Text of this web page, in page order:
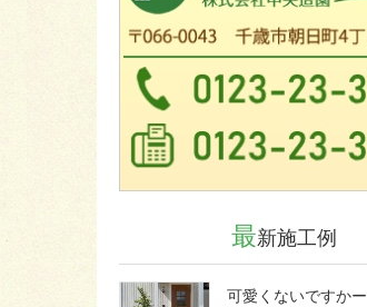
最新施工例
可愛くないですかー